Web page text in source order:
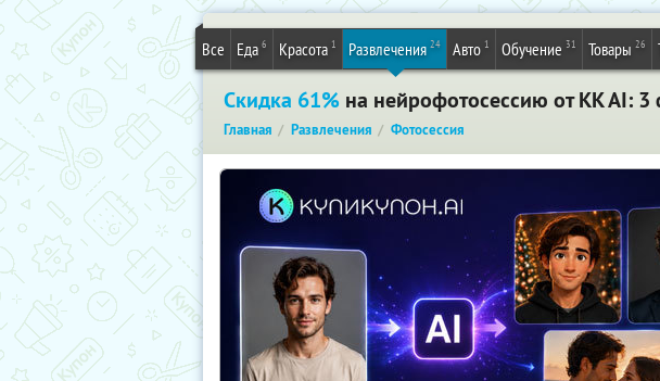
Все Еда 6 Красота 1 Развлечения 24 Авто 1 Обучение 31 Товары 26
Скидка 61% на нейрофотосессию от KK AI:
Главная Развлечения Фотосессия